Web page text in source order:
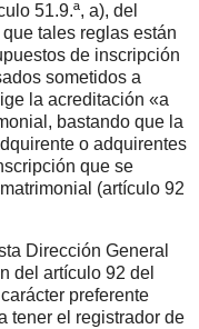
51.9.ª, a), del
tales reglas están
de inscripción
sometidos a
la acreditación «a
bastando que la
o adquirentes
que se
(artículo 92
Dirección General
del artículo 92 del
preferente
tener el registrador de